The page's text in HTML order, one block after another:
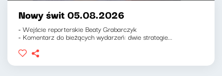
Nowy świt 05.08.2026
- Wejście reporterskie Beaty Grabarczyk
- Komentarz do bieżących wydarzeń: dwie strategie...